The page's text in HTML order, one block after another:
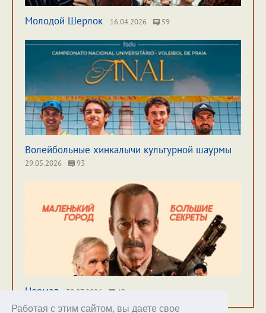
Работая с этим сайтом, вы даете свое
Молодой Шерлок 16.04.2026 59
Волейбольные хинкалычи культурной шаурмы
29.05.2026 93
Нормал 30.07.2026 49